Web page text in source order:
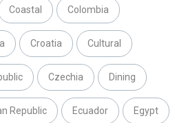
Coastal Colombia
Croatia Cultural
Czechia Dining
Republic Ecuador Egypt